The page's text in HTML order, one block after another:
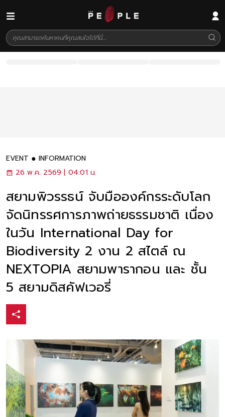
EVENT
INFORMATION
26 พ.ค. 2569 | 04:01 น.
สยามพิวรรธน์ จับมือองค์กรระดับโลก
จัดนิทรรศการภาพถ่ายธรรมชาติ เนื่อง
ในวัน International Day for
Biodiversity 2 งาน 2 สไตล์ ณ
NEXTOPIA สยามพารากอน และ ชั้น
5 สยามดิสคัฟเวอรี่